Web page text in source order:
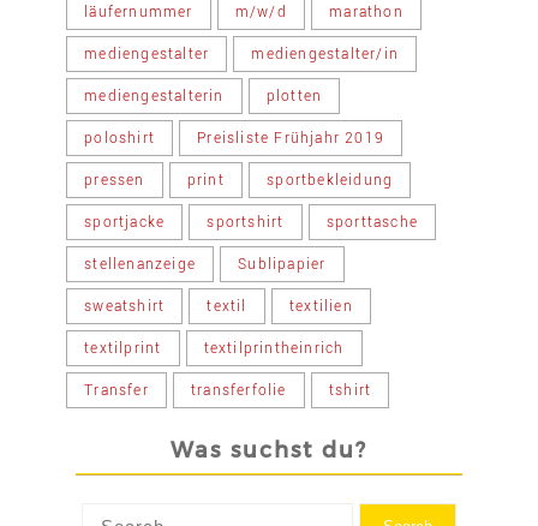
läufernummer m/w/d marathon
mediengestalter mediengestalter/in
mediengestalterin plotten
poloshirt Preisliste Frühjahr 2019
pressen print sportbekleidung
sportjacke sportshirt sporttasche
stellenanzeige Sublipapier
sweatshirt textil textilien
textilprint textilprintheinrich
Transfer transferfolie tshirt
Was suchst du?